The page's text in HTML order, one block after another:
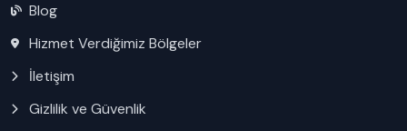
Blog
Hizmet Verdiğimiz Bölgeler
İletişim
Gizlilik ve Güvenlik